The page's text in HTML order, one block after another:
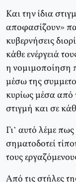
Kαι την ίδια
αποφασίζουν»
κυβερνήσεις
κάθε ενέργειά
η νομιμοποίηση
μέσω της
κυρίως μέσα από
στιγμή και σε
Γι’ αυτό λέμε
σηματοδοτεί
τους
Aπό τις στήλες